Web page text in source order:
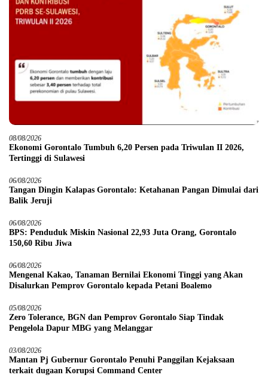
08/08/2026
Ekonomi Gorontalo Tumbuh 6,20 Persen pada Triwulan II 2026,
Tertinggi di Sulawesi
06/08/2026
Tangan Dingin Kalapas Gorontalo: Ketahanan Pangan Dimulai dari
Balik Jeruji
06/08/2026
BPS: Penduduk Miskin Nasional 22,93 Juta Orang, Gorontalo
150,60 Ribu Jiwa
06/08/2026
Mengenal Kakao, Tanaman Bernilai Ekonomi Tinggi yang Akan
Disalurkan Pemprov Gorontalo kepada Petani Boalemo
05/08/2026
Zero Tolerance, BGN dan Pemprov Gorontalo Siap Tindak
Pengelola Dapur MBG yang Melanggar
03/08/2026
Mantan Pj Gubernur Gorontalo Penuhi Panggilan Kejaksaan
terkait dugaan Korupsi Command Center